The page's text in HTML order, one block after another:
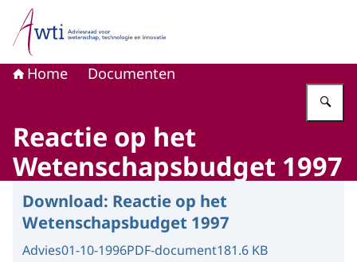
Naar de homepage van Adviesraad voor wetenschap,
Home Documenten
Reactie op het
Wetenschapsbudget 1997
Download: Reactie op het
Wetenschapsbudget 1997
Advies01-10-1996PDF-document181.6 KB